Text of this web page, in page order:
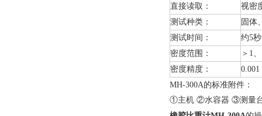
直接读取：
视密
测试种类：
固体
测试时间：
约5秒
密度范围：
＞ 1
密度精度：
0.001
MH-300A的标准附件：
①主机 ②水容器 ③测量